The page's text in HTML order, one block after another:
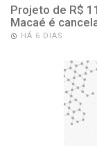
Projeto de R$
Macaé é
HÁ 6 DIAS